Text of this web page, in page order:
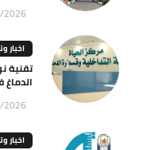
اخبار
تقنية
اخبار